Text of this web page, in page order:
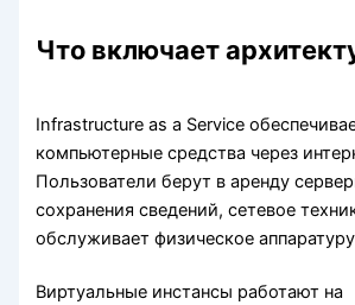
Что включает
Infrastructure as a Service
компьютерные средства через
Пользователи берут в аренду
сохранения сведений, сетевое
обслуживает физическое
Виртуальные инстансы работают на